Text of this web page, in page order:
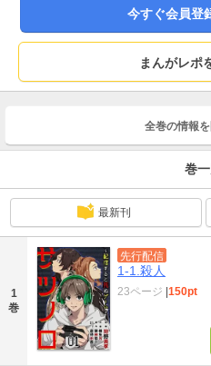
今すぐ会員登
まんがレポ
全巻の情報を
巻
最新刊
1
巻
先行配信
1-1.殺人
23ページ |150pt